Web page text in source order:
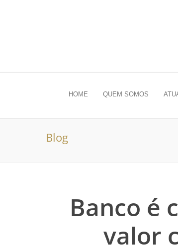
HOME QUEM SOMOS
Blog
Banco é
valor